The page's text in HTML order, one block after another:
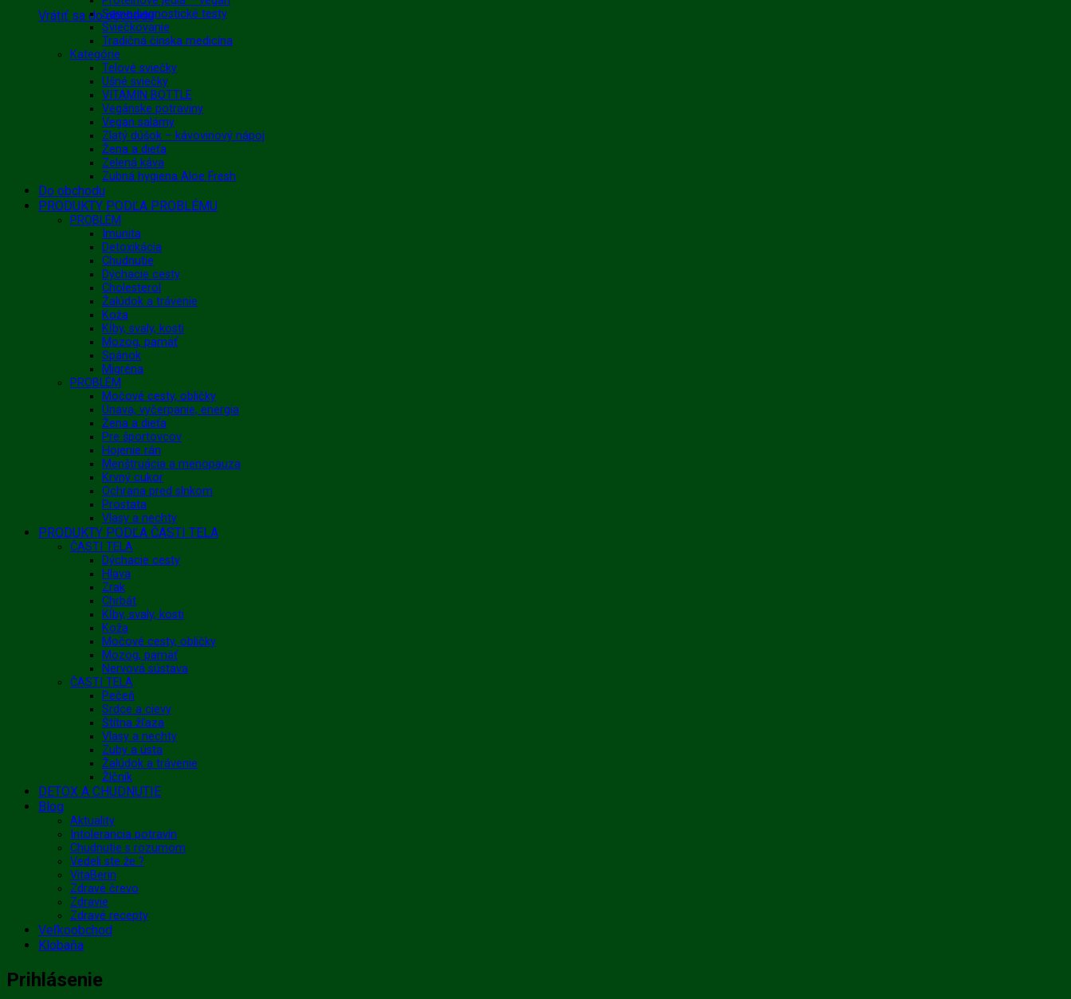
Vrátiť sa do obchoduSamodiagnostické testy
Sviečkovanie
Tradičná čínska medicína
Kategórie
Telové sviečky
Ušné sviečky
VITAMIN BOTTLE
Vegánske potraviny
Vegan salámy
Zlatý dúšok – kávovinový nápoj
Žena a dieťa
Zelená káva
Zubná hygiena Aloe Fresh
Do obchodu
PRODUKTY PODĽA PROBLÉMU
PROBLÉM
Imunita
Detoxikácia
Chudnutie
Dýchacie cesty
Cholesterol
Žalúdok a trávenie
Koža
Kĺby, svaly, kosti
Mozog, pamäť
Spánok
Migréna
PROBLÉM
Močové cesty, obličky
Únava, vyčerpanie, energia
Žena a dieťa
Pre športovcov
Hojenie rán
Menštruácia a menopauza
Krvný cukor
Ochrana pred slnkom
Prostata
Vlasy a nechty
PRODUKTY PODĽA ČASTI TELA
ČASTI TELA
Dýchacie cesty
Hlava
Zrak
Chrbát
Kĺby, svaly, kosti
Koža
Močové cesty, obličky
Mozog, pamäť
Nervová sústava
ČASTI TELA
Pečeň
Srdce a cievy
Štítna žľaza
Vlasy a nechty
Zuby a ústa
Žalúdok a trávenie
Žlčník
DETOX A CHUDNUTIE
Blog
Aktuality
Intolerancia potravín
Chudnutie s rozumom
Vedeli ste že ?
VitaBerin
Zdravé črevo
Zdravie
Zdravé recepty
Veľkoobchod
Klobaňa
Prihlásenie